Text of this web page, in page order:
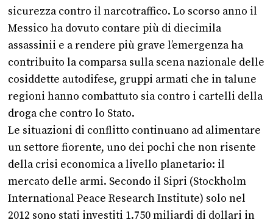
sicurezza contro il narcotraffico. Lo scorso anno il
Messico ha dovuto contare più di diecimila
assassinii e a rendere più grave l’emergenza ha
contribuito la comparsa sulla scena nazionale delle
cosiddette autodifese, gruppi armati che in talune
regioni hanno combattuto sia contro i cartelli della
droga che contro lo Stato.
Le situazioni di conflitto continuano ad alimentare
un settore fiorente, uno dei pochi che non risente
della crisi economica a livello planetario: il
mercato delle armi. Secondo il Sipri (Stockholm
International Peace Research Institute) solo nel
2012 sono stati investiti 1.750 miliardi di dollari in